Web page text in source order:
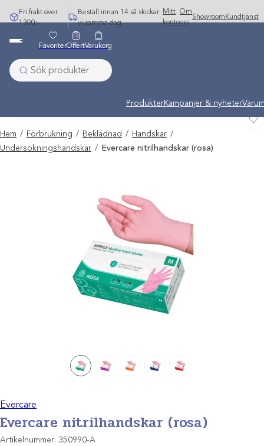
Hoppa
till
Fri frakt över
1300:-
Beställ innan 14 så skickar
vi samma dag
Mitt
konto
Om
oss
Showroom Kundtjänst
Undermeny stängd: Varumärken
ProdukterKampanjer & nyheter
FavoriterOffertVarukorg
Hem / Förbrukning / Beklädnad / Handskar /
Undersökningshandskar / Evercare nitrilhandskar (rosa)
Evercare
Evercare nitrilhandskar (rosa)
Artikelnummer: 350990-A